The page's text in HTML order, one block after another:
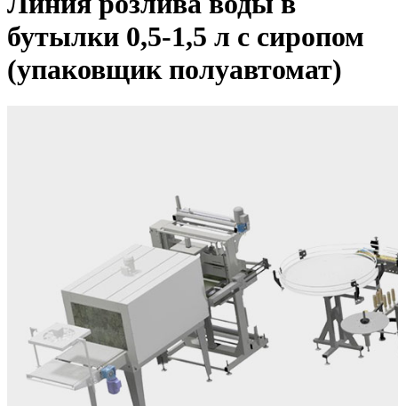
бутылки 0,5-1,5 л с сиропом
(упаковщик полуавтомат)